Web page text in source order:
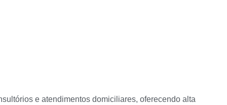
e atendimentos domiciliares, oferecendo alta